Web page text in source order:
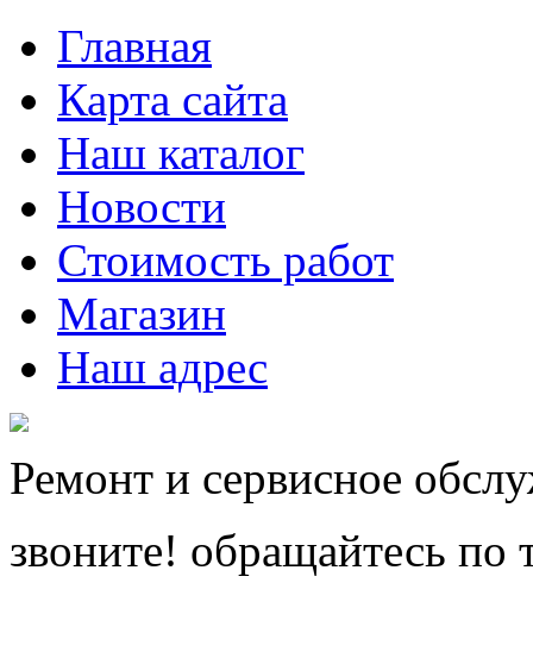
Главная
Карта сайта
Наш каталог
Новости
Стоимость работ
Магазин
Наш адрес
Ремонт и сервисное
звоните! обращайтесь по